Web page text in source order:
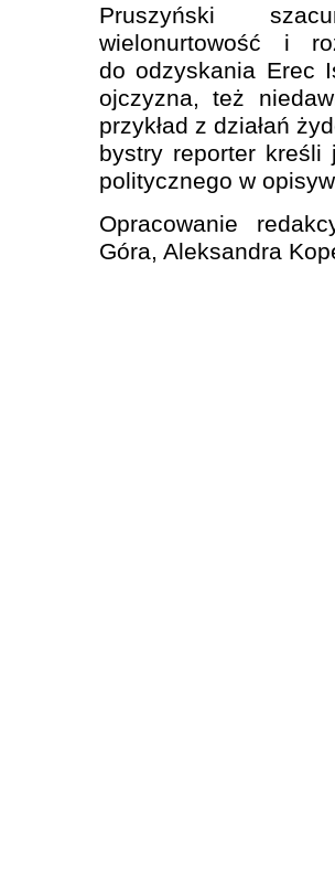
Pruszyński
wielonurtowość i
do odzyskania Erec
ojczyzna, też
przykład z działań
bystry reporter kreśli
politycznego w
Opracowanie
Góra, Aleksandra